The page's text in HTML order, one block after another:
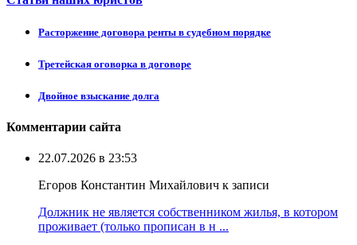
Расторжение договора ренты в судебном порядке
Третейская оговорка в договоре
Двойное взыскание долга
Комментарии сайта
22.07.2026 в 23:53
Егоров Константин Михайлович к записи
Должник не является собственником жилья, в котором
проживает (только прописан в н ...